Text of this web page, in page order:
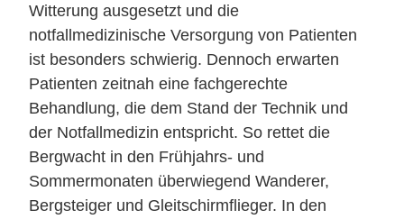
Witterung ausgesetzt und die
notfallmedizinische Versorgung von Patienten
ist besonders schwierig. Dennoch erwarten
Patienten zeitnah eine fachgerechte
Behandlung, die dem Stand der Technik und
der Notfallmedizin entspricht. So rettet die
Bergwacht in den Frühjahrs- und
Sommermonaten überwiegend Wanderer,
Bergsteiger und Gleitschirmflieger. In den